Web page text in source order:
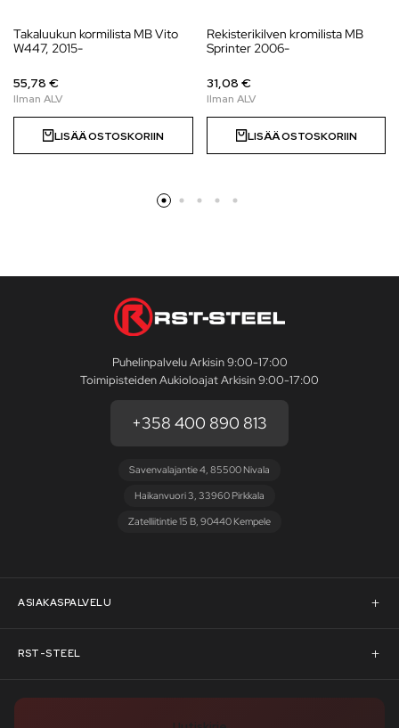
Takaluukun kormilista MB Vito
W447, 2015-
55,78 €
LISÄÄ OSTOSKORIIN
Rekisterikilven kromilista MB
Sprinter 2006-
31,08 €
LISÄÄ OSTOSKORIIN
Puhelinpalvelu Arkisin 9:00-17:00
Toimipisteiden Aukioloajat Arkisin 9:00-17:00
+358 400 890 813
Savenvalajantie 4, 85500 Nivala
Haikanvuori 3, 33960 Pirkkala
Zatelliitintie 15 B, 90440 Kempele
ASIAKASPALVELU
Asiakaspalvelu
Pyydä tarjous
RST-STEEL
RST-Steelin tarina